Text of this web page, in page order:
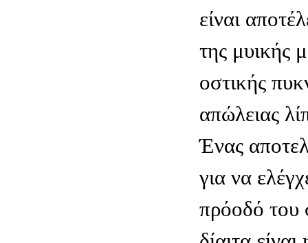
είναι
της μυικής
οστικής
απώλειας
Ένας
για να
πρόοδό του